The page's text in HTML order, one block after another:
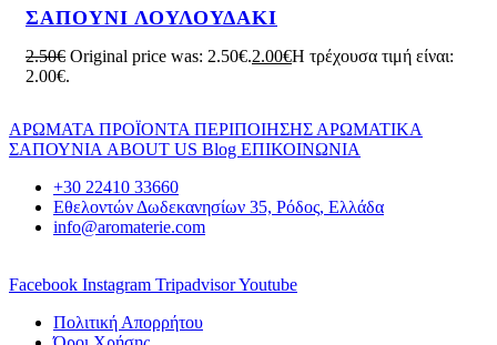
ΣΑΠΟΥΝΙ ΛΟΥΛΟΥΔΑΚΙ
2.50€ Original price was: 2.50€.2.00€Η τρέχουσα τιμή είναι:
2.00€.
ΑΡΩΜΑΤΑ ΠΡΟΪΟΝΤΑ ΠΕΡΙΠΟΙΗΣΗΣ ΑΡΩΜΑΤΙΚΑ
ΣΑΠΟΥΝΙΑ ABOUT US Blog ΕΠΙΚΟΙΝΩΝΙΑ
+30 22410 33660
Εθελοντών Δωδεκανησίων 35, Ρόδος, Ελλάδα
info@aromaterie.com
Facebook Instagram TripadvisorYoutube
Πολιτική Απορρήτου